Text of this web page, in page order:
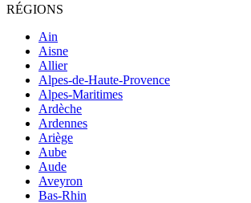
RÉGIONS
Ain
Aisne
Allier
Alpes-de-Haute-Provence
Alpes-Maritimes
Ardèche
Ardennes
Ariège
Aube
Aude
Aveyron
Bas-Rhin